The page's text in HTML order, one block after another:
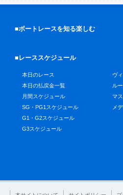
■ボートレースを知る楽しむ
■レーススケジュール
本日のレース
本日の払戻金一覧
月間スケジュール
SG・PG1スケジュール
G1・G2スケジュール
G3スケジュール
ヴ
ル
マ
メ